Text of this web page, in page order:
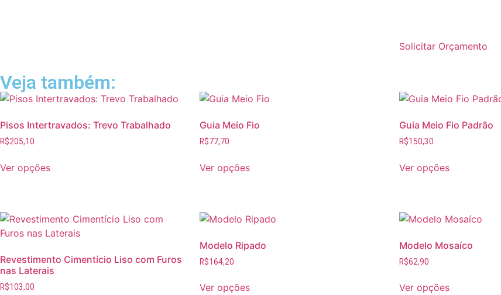
Solicitar Orçamento
Veja também:
Pisos Intertravados: Trevo Trabalhado
R$205,10
Ver opções
Guia Meio Fio
R$77,70
Ver opções
Guia Meio Fio Padrão
R$150,30
Ver opções
Revestimento Cimentício Liso com Furos
nas Laterais
R$103,00
Modelo Ripado
R$164,20
Ver opções
Modelo Mosaíco
R$62,90
Ver opções